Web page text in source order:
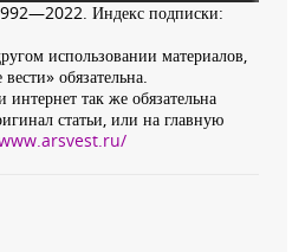
Индекс подписки:
использовании материалов,
обязательна.
так же обязательна
статьи, или на главную